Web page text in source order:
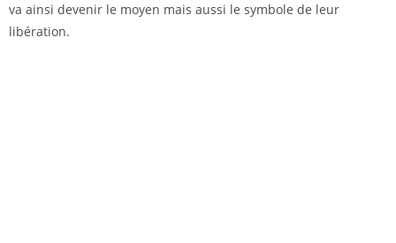
va ainsi devenir le moyen mais aussi le symbole de leur
libération.